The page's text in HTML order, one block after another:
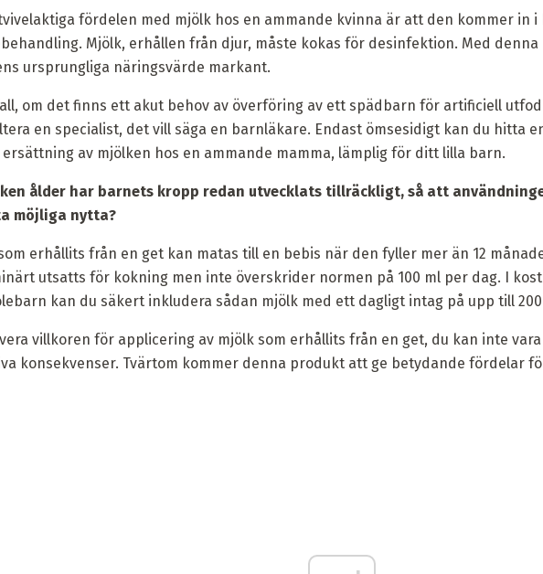
fördelen med mjölk hos en ammande kvinna är att den kommer in
Mjölk, erhållen från djur, måste kokas för desinfektion. Med denna
ursprungliga näringsvärde markant.
om det finns ett akut behov av överföring av ett spädbarn för artificiell
en specialist, det vill säga en barnläkare. Endast ömsesidigt kan du hitta
ersättning av mjölken hos en ammande mamma, lämplig för ditt lilla barn.
ålder har barnets kropp redan utvecklats tillräckligt, så att
möjliga nytta?
erhållits från en get kan matas till en bebis när den fyller mer än 12
utsatts för kokning men inte överskrider normen på 100 ml per dag. I
kan du säkert inkludera sådan mjölk med ett dagligt intag på upp till
villkoren för applicering av mjölk som erhållits från en get, du kan inte
konsekvenser. Tvärtom kommer denna produkt att ge betydande fördelar